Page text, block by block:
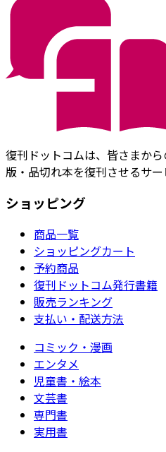
復刊ドットコムは、皆さまか
版・品切れ本を復刊させるサー
ショッピング
商品一覧
ショッピングカート
予約商品
復刊ドットコム発行書籍
販売ランキング
支払い・配送方法
コミック・漫画
エンタメ
児童書・絵本
文芸書
専門書
実用書